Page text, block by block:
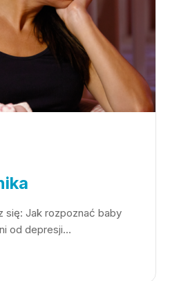
się: Jak rozpoznać baby
od depresji…